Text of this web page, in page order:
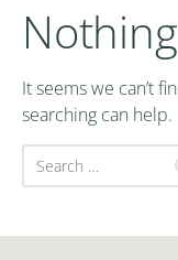
It seems we can’t
searching can help.